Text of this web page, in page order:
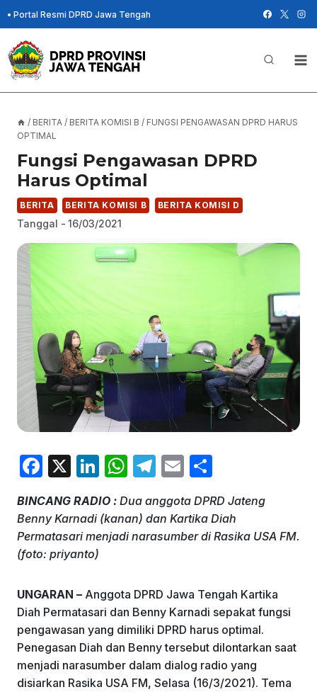
Skip
to
content
• Portal Resmi DPRD Jawa Tengah
/ BERITA / BERITA KOMISI B / FUNGSI PENGAWASAN DPRD HARUS
OPTIMAL
Fungsi Pengawasan DPRD
Harus Optimal
BERITA BERITA KOMISI B BERITA KOMISI D
Tanggal - 16/03/2021
F
c
e
b
o
k
X
Li
k
e
W
at
s
p
T
e
gr
E
ai
l
ar
e
BINCANG RADIO : Dua anggota DPRD Jateng
Benny Karnadi (kanan) dan Kartika Diah
Permatasari menjadi narasumber di Rasika USA FM.
(foto: priyanto)
UNGARAN – Anggota DPRD Jawa Tengah Kartika
Diah Permatasari dan Benny Karnadi sepakat fungsi
pengawasan yang dimiliki DPRD harus optimal.
Penegasan Diah dan Benny tersebut dilontarkan saat
menjadi narasumber dalam dialog radio yang
disiarkan Rasika USA FM, Selasa (16/3/2021). Tema